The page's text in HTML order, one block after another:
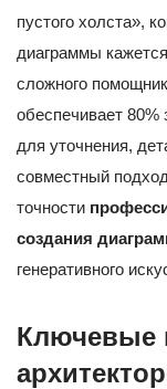
пустого холста»,
диаграммы
сложного
обеспечивает
для уточнения,
совместный
точности
создания
генеративного
Ключевые